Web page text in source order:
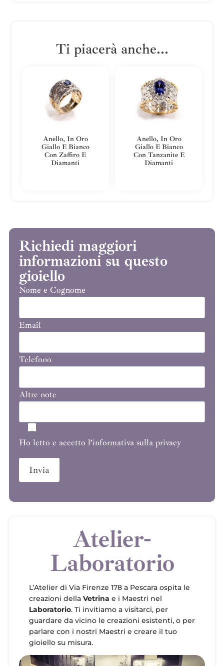
Ti piacerà anche...
Anello, In Oro
Giallo E Bianco
Con Zaffiro E
Diamanti
Anello, In Oro
Giallo E Bianco
Con Tanzanite E
Diamanti
Richiedi maggiori
informazioni su questo
gioiello
Nome e Cognome
Email
Telefono
Altre note
Ho letto e accetto l’informativa sulla privacy
Atelier-
Laboratorio
L’Atelier di Via Firenze 178 a Pescara ospita le
creazioni della Vetrina e i Maestri nel
Laboratorio. Ti invitiamo a visitarci, per
guardare da vicino le creazioni esistenti, o per
parlare con i nostri Maestri e creare il tuo
gioiello su misura.